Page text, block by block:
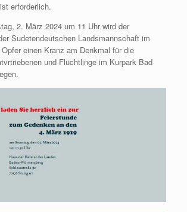
erforderlich.
2. März 2024 um 11 Uhr wird der
Sudetendeutschen Landsmannschaft im
einen Kranz am Denkmal für die
und Flüchtlinge im Kurpark Bad